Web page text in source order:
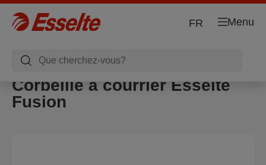
Menu
FR
Corbeille à courrier Esselte
Fusion